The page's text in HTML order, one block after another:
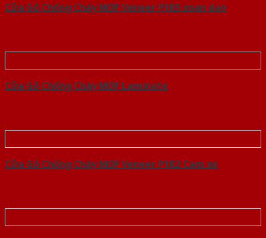
Cửa Gỗ Chống Cháy MDF Veneer P1R5 xoan dao
Cửa Gỗ Chống Cháy MDF Laminate
Cửa Gỗ Chống Cháy MDF Veneer P1R2 Cam xe